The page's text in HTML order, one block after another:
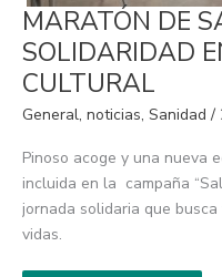
MARATÓN DE
SOLIDARIDAD
CULTURAL
General, noticias, Sanidad /
Pinoso acoge y una nueva
incluida en la campaña
jornada solidaria que
vidas.
MARATÓN
DE
SANGRE
EN
PINOSO:
SOLIDARIDAD
EN
EL
CULTURAL